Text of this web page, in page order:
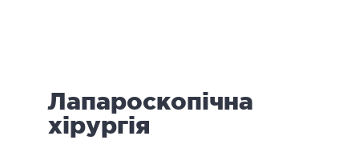
лицьова хірургія
Лапароскопічна
хірургія